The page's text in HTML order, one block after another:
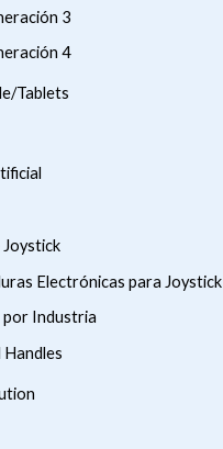
3
4
Tablets
Joystick
Electrónicas para Joystick
por Industria
Handles